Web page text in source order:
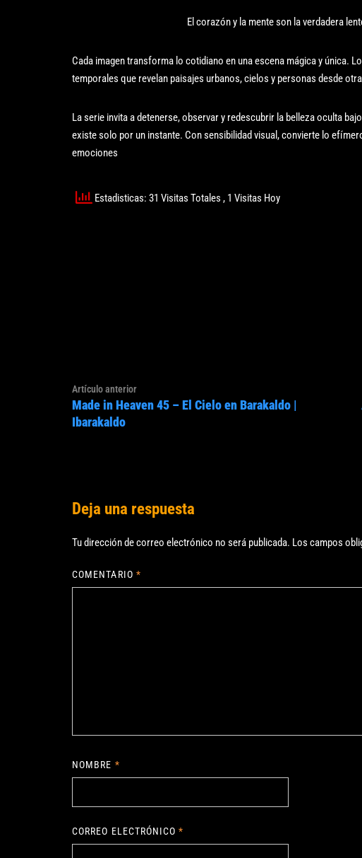
El corazón y la mente son la verdadera
Cada imagen transforma lo cotidiano en una escena mágica y única.
temporales que revelan paisajes urbanos, cielos y personas desde
La serie invita a detenerse, observar y redescubrir la belleza oculta
existe solo por un instante. Con sensibilidad visual, convierte lo
emociones
Estadisticas: 31 Visitas Totales , 1 Visitas Hoy
Navegación
de
entradas
Artículo anteriorArtículo
anterior:
Made in Heaven 45 – El Cielo en Barakaldo |
Ibarakaldo
Deja una respuesta
Tu dirección de correo electrónico no será publicada. Los campos
COMENTARIO *
NOMBRE *
CORREO ELECTRÓNICO*